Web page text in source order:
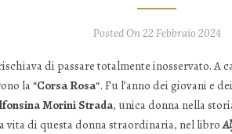
Posted On 22 Febbraio 2024
di passare totalmente inosservato. A
la “Corsa Rosa“. Fu l’anno dei giovani e
Morini Strada, unica donna nella
vita di questa donna straordinaria, nel libro